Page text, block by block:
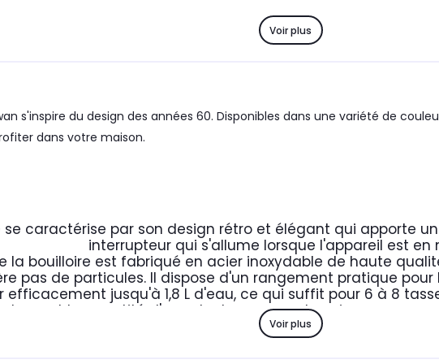
Voir plus
s'inspire du design des années 60. Disponibles dans une variété de
dans votre maison.
se caractérise par son design rétro et élégant qui apporte
interrupteur qui s'allume lorsque l'appareil est en
la bouilloire est fabriqué en acier inoxydable de haute
pas de particules. Il dispose d'un rangement pratique
efficacement jusqu'à 1,8 L d'eau, ce qui suffit pour 6 à 8
la quantité d'eau dont vous avez besoin pour une
de 3000W facilite l'ébullition rapide. L'élément
arômes ou les particules et assure une grande
Voir plus